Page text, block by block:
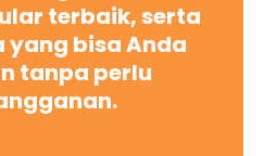
terbaik, serta
bisa Anda
tanpa perlu